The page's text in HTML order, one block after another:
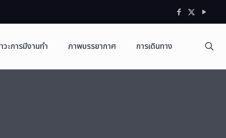
วะการมีงานทำ ภาพบรรยากาศ การเดินทาง